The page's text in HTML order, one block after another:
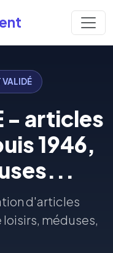
VALIDÉ
- articles
1946,
d'articles
méduses,